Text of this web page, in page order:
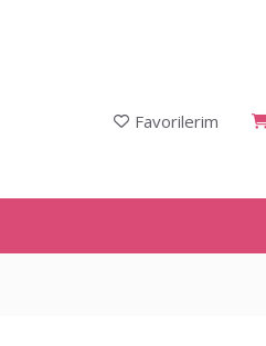
Favorilerim